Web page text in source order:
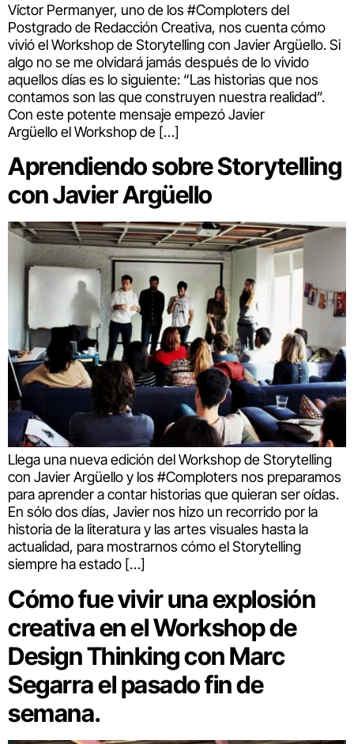
Víctor Permanyer, uno de los #Comploters del
Postgrado de Redacción Creativa, nos cuenta cómo
vivió el Workshop de Storytelling con Javier Argüello. Si
algo no se me olvidará jamás después de lo vivido
aquellos días es lo siguiente: “Las historias que nos
contamos son las que construyen nuestra realidad”.
Con este potente mensaje empezó Javier
Argüello el Workshop de […]
Aprendiendo sobre Storytelling
con Javier Argüello
Llega una nueva edición del Workshop de Storytelling
con Javier Argüello y los #Comploters nos preparamos
para aprender a contar historias que quieran ser oídas.
En sólo dos días, Javier nos hizo un recorrido por la
historia de la literatura y las artes visuales hasta la
actualidad, para mostrarnos cómo el Storytelling
siempre ha estado […]
Cómo fue vivir una explosión
creativa en el Workshop de
Design Thinking con Marc
Segarra el pasado fin de
semana.